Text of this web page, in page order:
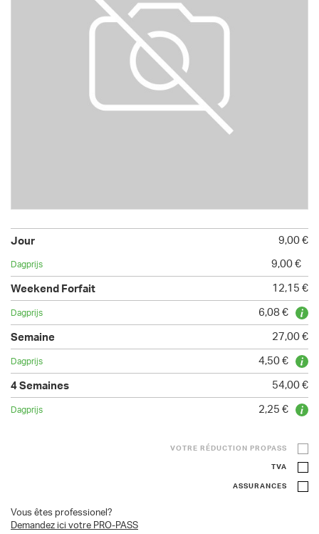
9,00 €
9,00 €
12,15 €
6,08 €
27,00 €
4,50 €
54,00 €
2,25 €
VOTRE RÉDUCTION PROPASS
TVA
ASSURANCES
Vous êtes professionel?
Demandez ici votre PRO-PASS